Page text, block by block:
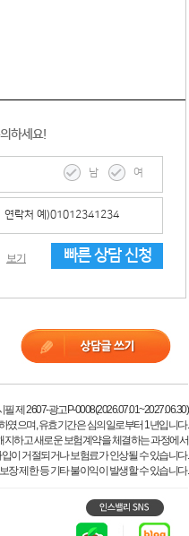
하세요!
남 여
보기 빠른 상담 신청
제 2607-광고P-0008(2026.07.01~2027.06.30)
였으며, 유효기간은 심의일로부터 1년입니다.
하고 새로운 보험계약을 체결하는 과정에서
이 거절되거나 보험료가 인상될 수 있습니다.
제한 등 기타 불이익이 발생할 수 있습니다.